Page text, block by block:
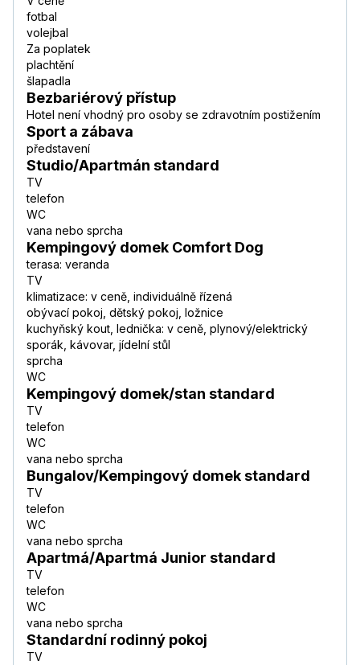
fotbal
volejbal
Za poplatek
plachtění
šlapadla
Bezbariérový přístup
Hotel není vhodný pro osoby se zdravotním postižením
Sport a zábava
představení
Studio/Apartmán standard
TV
telefon
WC
vana nebo sprcha
Kempingový domek Comfort Dog
terasa: veranda
TV
klimatizace: v ceně, individuálně řízená
obývací pokoj, dětský pokoj, ložnice
kuchyňský kout, lednička: v ceně, plynový/elektrický
sporák, kávovar, jídelní stůl
sprcha
WC
Kempingový domek/stan standard
TV
telefon
WC
vana nebo sprcha
Bungalov/Kempingový domek standard
TV
telefon
WC
vana nebo sprcha
Apartmá/Apartmá Junior standard
TV
telefon
WC
vana nebo sprcha
Standardní rodinný pokoj
TV